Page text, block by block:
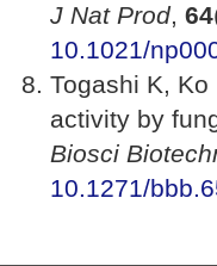
J Nat Prod,64
10.1021/
Togashi K,
activity by
Biosci
10.1271/